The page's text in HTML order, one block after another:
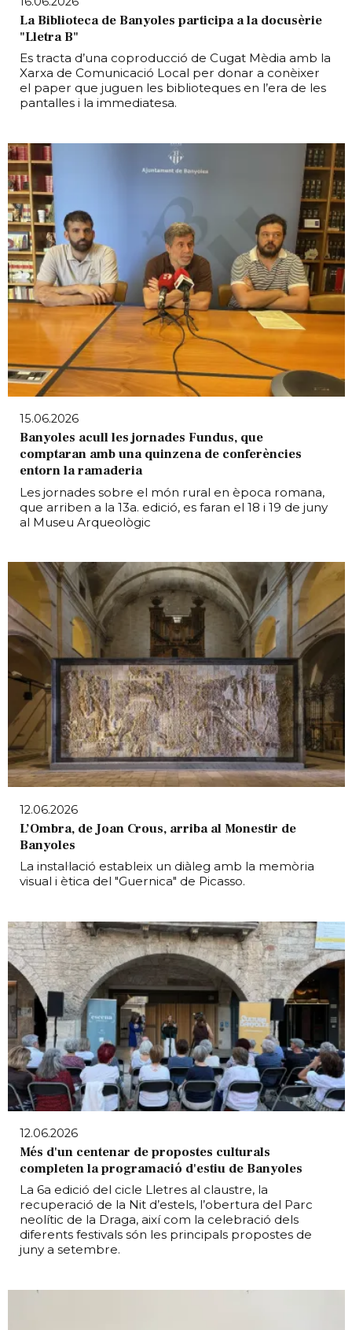
La Biblioteca de Banyoles participa a la docusèrie
"Lletra B"
Es tracta d’una coproducció de Cugat Mèdia amb la
Xarxa de Comunicació Local per donar a conèixer
el paper que juguen les biblioteques en l’era de les
pantalles i la immediatesa.
15.06.2026
Banyoles acull les jornades Fundus, que
comptaran amb una quinzena de conferències
entorn la ramaderia
Les jornades sobre el món rural en època romana,
que arriben a la 13a. edició, es faran el 18 i 19 de juny
al Museu Arqueològic
12.06.2026
L’Ombra, de Joan Crous, arriba al Monestir de
Banyoles
La instal·lació estableix un diàleg amb la memòria
visual i ètica del "Guernica" de Picasso.
12.06.2026
Més d'un centenar de propostes culturals
completen la programació d'estiu de Banyoles
La 6a edició del cicle Lletres al claustre, la
recuperació de la Nit d’estels, l’obertura del Parc
neolític de la Draga, així com la celebració dels
diferents festivals són les principals propostes de
juny a setembre.